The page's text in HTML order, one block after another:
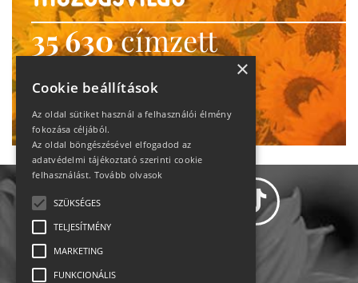
35 630címzett
heti motiváció
Ne maradj le!
×
Cookie beállítások
Az oldal sütiket használ a felhasználói élmény
fokozása céljából.
Az oldal böngészésével elfogadod az
adatvédelmi tájékoztató szerinti cookie
felhasználást. Tovább olvasok
SZÜKSÉGES
TELJESÍTMÉNY
MARKETING
FUNKCIONÁLIS